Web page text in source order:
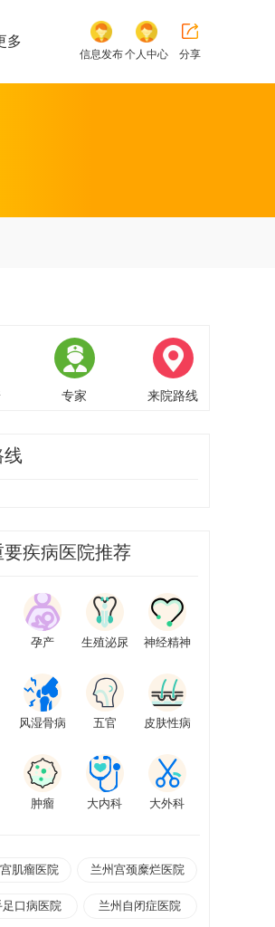
多
信息发布个人中心 分享
专家 来院路线
线
要疾病医院推荐
孕产 生殖泌尿 神经精神
风湿骨病 五官 皮肤性病
肿瘤 大内科 大外科
肌瘤医院 兰州宫颈糜烂医院
足口病医院 兰州自闭症医院